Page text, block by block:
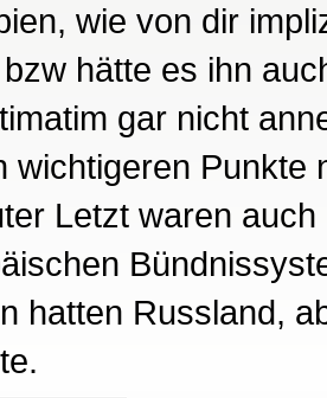
wie von dir
hätte es ihn
gar nicht
wichtigeren Punkte
Letzt waren
hatten Russland,